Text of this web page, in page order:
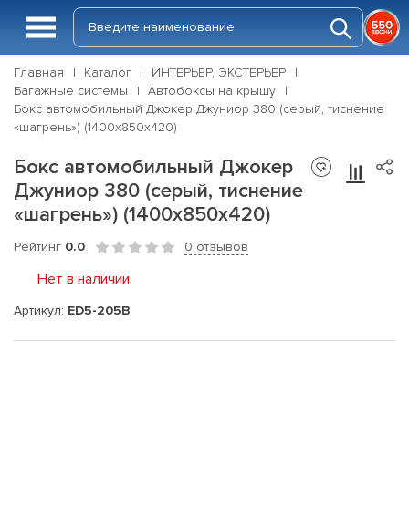
Главная Каталог
ИНТЕРЬЕР, ЭКСТЕРЬЕР
Багажные системы
Автобоксы на крышу
Бокс автомобильный Джокер Джуниор 380 (серый, тиснение
«шагрень») (1400х850х420)
Бокс автомобильный Джокер
Джуниор 380 (серый, тиснение
«шагрень») (1400х850х420)
Рейтинг 0.0 0 отзывов
Нет в наличии
Артикул: ED5-205B